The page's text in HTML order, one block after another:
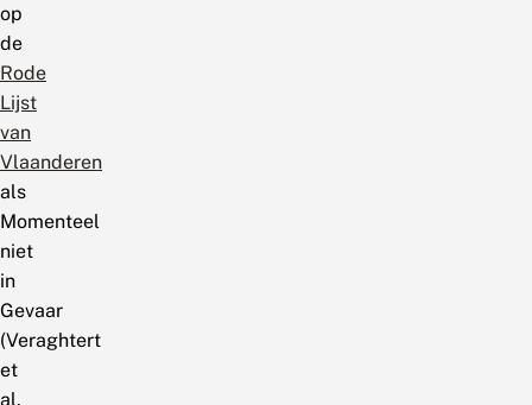
op
de
Rode
Lijst
van
Vlaanderen
als
Momenteel
niet
in
Gevaar
(Veraghtert
et
al.